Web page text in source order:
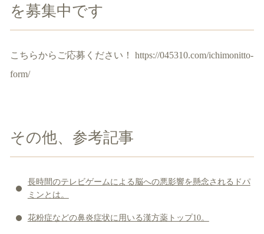
を募集中です
こちらからご応募ください！ https://045310.com/ichimonitto-
form/
その他、参考記事
長時間のテレビゲームによる脳への悪影響を懸念されるドパ
ミンとは。
花粉症などの鼻炎症状に用いる漢方薬トップ10。